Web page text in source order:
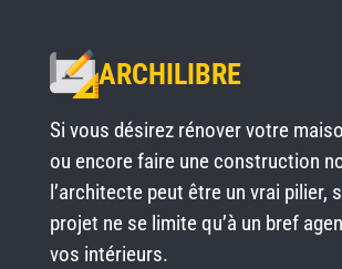
ARCHILIBRE
Si vous désirez rénover votre
ou encore faire une construction
l’architecte peut être un vrai pilier,
projet ne se limite qu’à un bref
vos intérieurs.